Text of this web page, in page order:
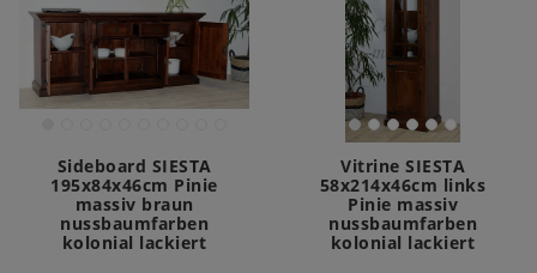
Sideboard SIESTA
195x84x46cm Pinie
massiv braun
nussbaumfarben
kolonial lackiert
Vitrine SIESTA
58x214x46cm links
Pinie massiv
nussbaumfarben
kolonial lackiert